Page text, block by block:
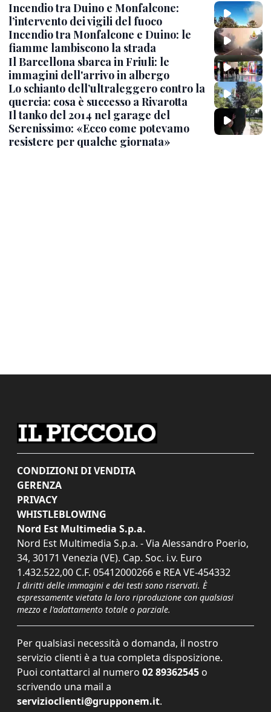
Incendio tra Duino e Monfalcone:
l’intervento dei vigili del fuoco
Incendio tra Monfalcone e Duino: le
fiamme lambiscono la strada
Il Barcellona sbarca in Friuli: le
immagini dell'arrivo in albergo
Lo schianto dell’ultraleggero contro la
quercia: cosa è successo a Rivarotta
Il tanko del 2014 nel garage del
Serenissimo: «Ecco come potevamo
resistere per qualche giornata»
CONDIZIONI DI VENDITA
GERENZA
PRIVACY
WHISTLEBLOWING
Nord Est Multimedia S.p.a.
Nord Est Multimedia S.p.a. - Via Alessandro Poerio,
34, 30171 Venezia (VE). Cap. Soc. i.v. Euro
1.432.522,00 C.F. 05412000266 e REA VE-454332
I diritti delle immagini e dei testi sono riservati. È
espressamente vietata la loro riproduzione con qualsiasi
mezzo e l'adattamento totale o parziale.
Per qualsiasi necessità o domanda, il nostro
servizio clienti è a tua completa disposizione.
Puoi contattarci al numero 02 89362545 o
scrivendo una mail a
servizioclienti@grupponem.it.